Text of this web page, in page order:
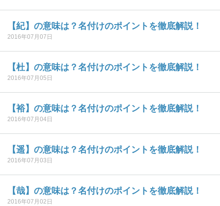
【紀】の意味は？名付けのポイントを徹底解説！
2016年07月07日
【杜】の意味は？名付けのポイントを徹底解説！
2016年07月05日
【裕】の意味は？名付けのポイントを徹底解説！
2016年07月04日
【遥】の意味は？名付けのポイントを徹底解説！
2016年07月03日
【哉】の意味は？名付けのポイントを徹底解説！
2016年07月02日